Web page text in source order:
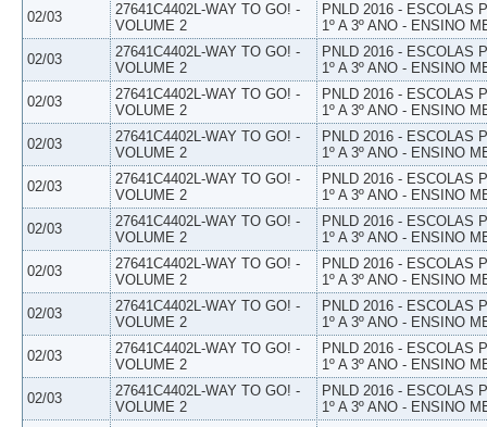
02/03
27641C4402L-WAY TO GO! -
VOLUME 2
PNLD 2016 - ESCOLAS
1º A 3º ANO - ENSINO
02/03
27641C4402L-WAY TO GO! -
VOLUME 2
PNLD 2016 - ESCOLAS
1º A 3º ANO - ENSINO
02/03
27641C4402L-WAY TO GO! -
VOLUME 2
PNLD 2016 - ESCOLAS
1º A 3º ANO - ENSINO
02/03
27641C4402L-WAY TO GO! -
VOLUME 2
PNLD 2016 - ESCOLAS
1º A 3º ANO - ENSINO
02/03
27641C4402L-WAY TO GO! -
VOLUME 2
PNLD 2016 - ESCOLAS
1º A 3º ANO - ENSINO
02/03
27641C4402L-WAY TO GO! -
VOLUME 2
PNLD 2016 - ESCOLAS
1º A 3º ANO - ENSINO
02/03
27641C4402L-WAY TO GO! -
VOLUME 2
PNLD 2016 - ESCOLAS
1º A 3º ANO - ENSINO
02/03
27641C4402L-WAY TO GO! -
VOLUME 2
PNLD 2016 - ESCOLAS
1º A 3º ANO - ENSINO
02/03
27641C4402L-WAY TO GO! -
VOLUME 2
PNLD 2016 - ESCOLAS
1º A 3º ANO - ENSINO
02/03
27641C4402L-WAY TO GO! -
VOLUME 2
PNLD 2016 - ESCOLAS
1º A 3º ANO - ENSINO